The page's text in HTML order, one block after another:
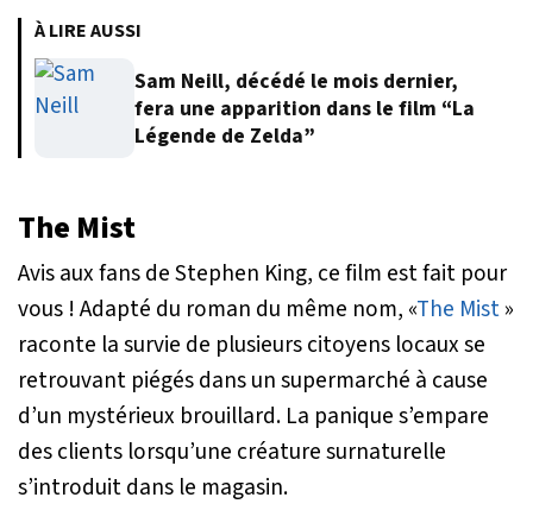
À LIRE AUSSI
Sam Neill, décédé le mois dernier,
fera une apparition dans le film “La
Légende de Zelda”
The Mist
Avis aux fans de Stephen King, ce film est fait pour
vous ! Adapté du roman du même nom, «The Mist»
raconte la survie de plusieurs citoyens locaux se
retrouvant piégés dans un supermarché à cause
d’un mystérieux brouillard. La panique s’empare
des clients lorsqu’une créature surnaturelle
s’introduit dans le magasin.